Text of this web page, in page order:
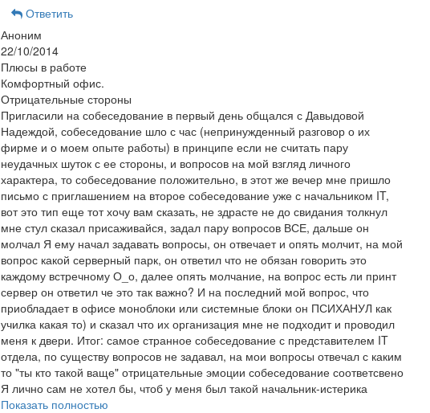
Ответить
Аноним
22/10/2014
Плюсы в работе
Комфортный офис.
Отрицательные стороны
Пригласили на собеседование в первый день общался с Давыдовой
Надеждой, собеседование шло с час (непринужденный разговор о их
фирме и о моем опыте работы) в принципе если не считать пару
неудачных шуток с ее стороны, и вопросов на мой взгляд личного
характера, то собеседование положительно, в этот же вечер мне пришло
письмо с приглашением на второе собеседование уже с начальником IT,
вот это тип еще тот хочу вам сказать, не здрасте не до свидания толкнул
мне стул сказал присаживайся, задал пару вопросов ВСЕ, дальше он
молчал Я ему начал задавать вопросы, он отвечает и опять молчит, на мой
вопрос какой серверный парк, он ответил что не обязан говорить это
каждому встречному О_о, далее опять молчание, на вопрос есть ли принт
сервер он ответил че это так важно? И на последний мой вопрос, что
приобладает в офисе моноблоки или системные блоки он ПСИХАНУЛ как
училка какая то) и сказал что их организация мне не подходит и проводил
меня к двери. Итог: самое странное собеседование с представителем IT
отдела, по существу вопросов не задавал, на мои вопросы отвечал с каким
то "ты кто такой ваще" отрицательные эмоции собеседование соответсвено
Я лично сам не хотел бы, чтоб у меня был такой начальник-истерика
Показать полностью